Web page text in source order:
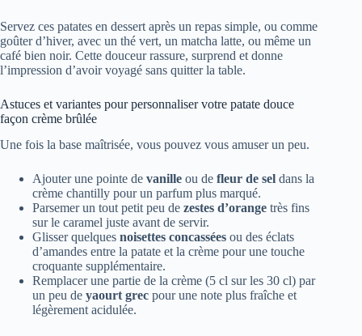
Servez ces patates en dessert après un repas simple, ou comme
goûter d’hiver, avec un thé vert, un matcha latte, ou même un
café bien noir. Cette douceur rassure, surprend et donne
l’impression d’avoir voyagé sans quitter la table.
Astuces et variantes pour personnaliser votre patate douce
façon crème brûlée
Une fois la base maîtrisée, vous pouvez vous amuser un peu.
Ajouter une pointe de vanille ou de fleur de sel dans la
crème chantilly pour un parfum plus marqué.
Parsemer un tout petit peu de zestes d’orange très fins
sur le caramel juste avant de servir.
Glisser quelques noisettes concassées ou des éclats
d’amandes entre la patate et la crème pour une touche
croquante supplémentaire.
Remplacer une partie de la crème (5 cl sur les 30 cl) par
un peu de yaourt grec pour une note plus fraîche et
légèrement acidulée.